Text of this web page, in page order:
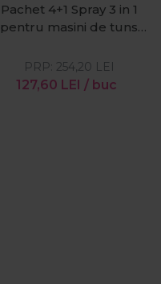
Pachet 4+1 Spray 3 in 1
pentru masini de tuns
127,60 LEI / buc
PRP: 254,20 LEI